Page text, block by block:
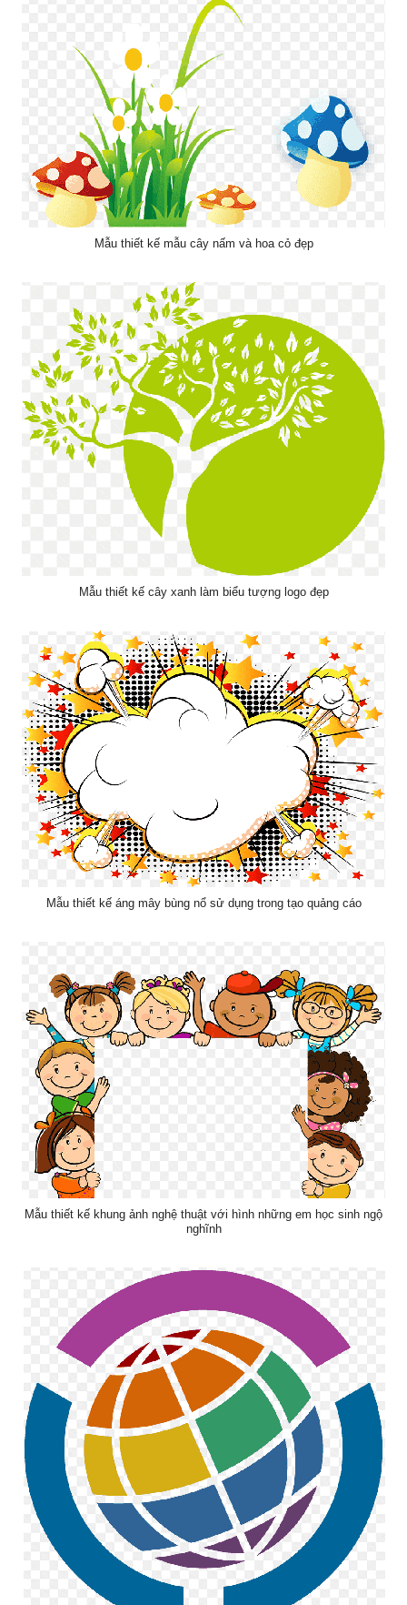
Mẫu thiết kế mẫu cây nấm và hoa cỏ đẹp
Mẫu thiết kế cây xanh làm biểu tượng logo đẹp
Mẫu thiết kế áng mây bùng nổ sử dụng trong tạo quảng cáo
Mẫu thiết kế khung ảnh nghệ thuật với hình những em học sinh ngộ
nghĩnh